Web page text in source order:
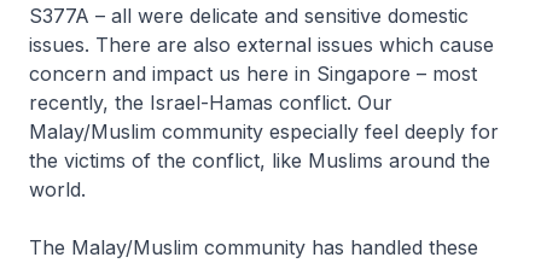
S377A – all were delicate and sensitive domestic
issues. There are also external issues which cause
concern and impact us here in Singapore – most
recently, the Israel-Hamas conflict. Our
Malay/Muslim community especially feel deeply for
the victims of the conflict, like Muslims around the
world.
The Malay/Muslim community has handled these